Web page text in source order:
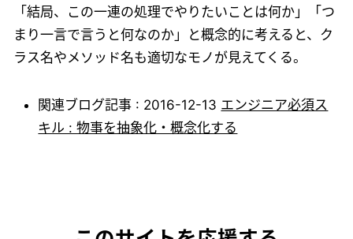
「結局、この一連の処理でやりたいことは何か」「つ
まり一言で言うと何なのか」と概念的に考えると、ク
ラス名やメソッド名も適切なモノが見えてくる。
関連ブログ記事 : 2016-12-13 エンジニア必須ス
キル : 物事を抽象化・概念化する